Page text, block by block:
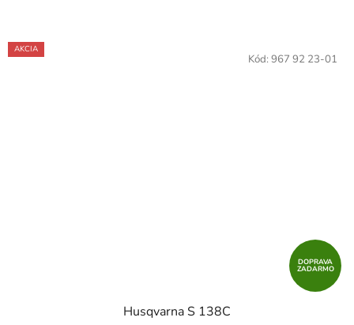
AKCIA
DOPRAVA
ZADARMO
Husqvarna S 138C
Kód: 967 92 23-01